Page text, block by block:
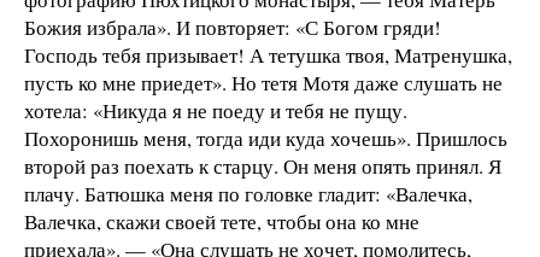
Божия избрала». И повторяет: «С Богом гряди!
Господь тебя призывает! А тетушка твоя, Матренушка,
пусть ко мне приедет». Но тетя Мотя даже слушать не
хотела: «Никуда я не поеду и тебя не пущу.
Похоронишь меня, тогда иди куда хочешь». Пришлось
второй раз поехать к старцу. Он меня опять принял. Я
плачу. Батюшка меня по головке гладит: «Валечка,
Валечка, скажи своей тете, чтобы она ко мне
приехала». — «Она слушать не хочет, помолитесь,